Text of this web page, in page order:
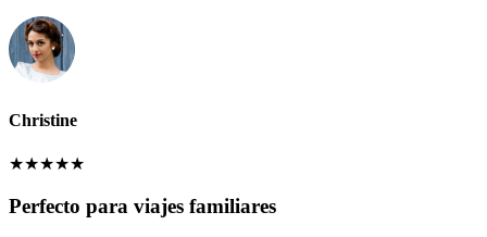
Christine
★★★★★
Perfecto para viajes familiares